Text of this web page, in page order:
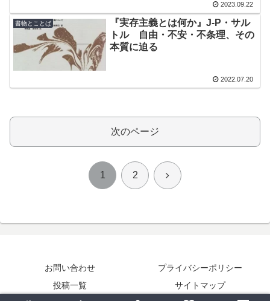
2023.09.22
書物とことば
『実存主義とは何か』J-P・サル
トル 自由・不安・不条理、その
本質に迫る
2022.07.20
次のページ
1 2 次
お問い合わせ
プライバシーポリシー
投稿一覧
サイトマップ